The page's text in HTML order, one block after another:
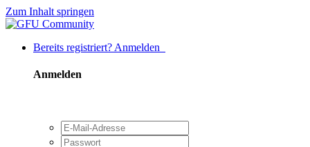
Zum Inhalt springen
Bereits registriert? Anmelden
Anmelden